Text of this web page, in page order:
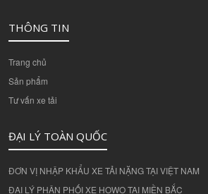
THÔNG TIN
Trang chủ
Sản phẩm
Tư vấn xe tải
ĐẠI LÝ TOÀN QUỐC
ĐƠN VỊ NHẬP KHẨU XE TẢI NẶNG TẠI VIỆT NAM
ĐẠI LÝ PHÂN PHỐI XE HOWO TẠI MIỀN BẮC